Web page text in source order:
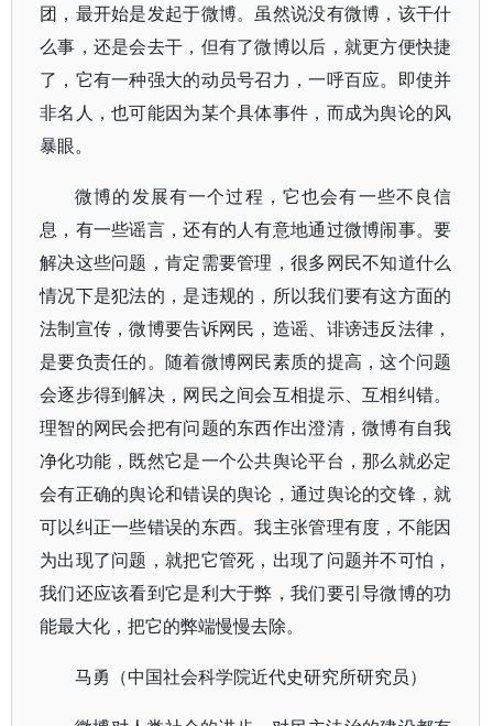
团，最开始是发起于微博。虽然说没有微博，该干什
么事，还是会去干，但有了微博以后，就更方便快捷
了，它有一种强大的动员号召力，一呼百应。即使并
非名人，也可能因为某个具体事件，而成为舆论的风
暴眼。
微博的发展有一个过程，它也会有一些不良信
息，有一些谣言，还有的人有意地通过微博闹事。要
解决这些问题，肯定需要管理，很多网民不知道什么
情况下是犯法的，是违规的，所以我们要有这方面的
法制宣传，微博要告诉网民，造谣、诽谤违反法律，
是要负责任的。随着微博网民素质的提高，这个问题
会逐步得到解决，网民之间会互相提示、互相纠错。
理智的网民会把有问题的东西作出澄清，微博有自我
净化功能，既然它是一个公共舆论平台，那么就必定
会有正确的舆论和错误的舆论，通过舆论的交锋，就
可以纠正一些错误的东西。我主张管理有度，不能因
为出现了问题，就把它管死，出现了问题并不可怕，
我们还应该看到它是利大于弊，我们要引导微博的功
能最大化，把它的弊端慢慢去除。
马勇（中国社会科学院近代史研究所研究员）